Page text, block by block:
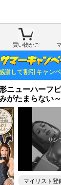
買い物かご
謝して割引キャン
ニューハーフ
がたまらない～
マイリスト登